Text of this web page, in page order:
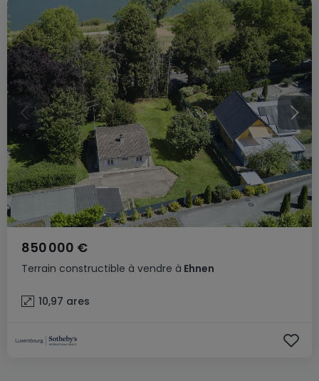
Terrain constructible à vendre à Ehnen
850 000 €
10,97 ares